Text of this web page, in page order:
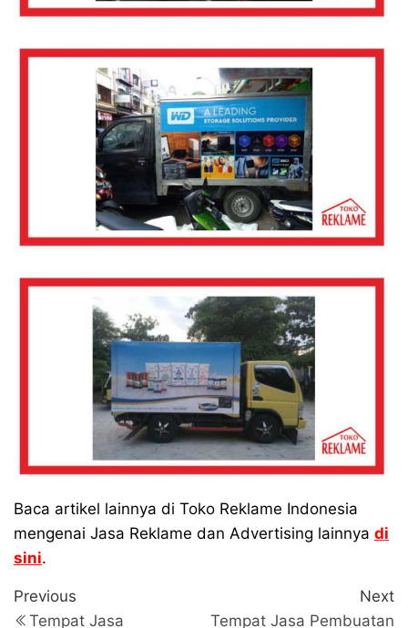
Baca artikel lainnya di Toko Reklame Indonesia
mengenai Jasa Reklame dan Advertising lainnya di
sini.
Navigasi
Previous
Post
Previous
Tempat Jasa
Next
Tempat Jasa Pembuatan